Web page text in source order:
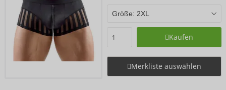
Kaufen
Merkliste auswählen